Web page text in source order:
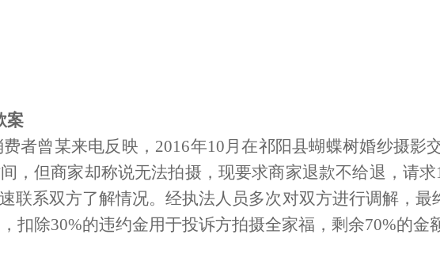
案
费者曾某来电反映， 2016年10月在祁阳县蝴蝶树婚纱摄影
，但商家却称说无法拍摄，现要求商家退款不给退，请求
联系双方了解情况。经执法人员多次对双方进行调解，
扣除30%的违约金用于投诉方拍摄全家福，剩余70%的金